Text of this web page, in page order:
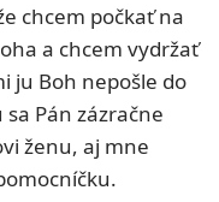
chcem počkať na
a chcem vydržať
ju Boh nepošle do
Pán zázračne
ženu, aj mne